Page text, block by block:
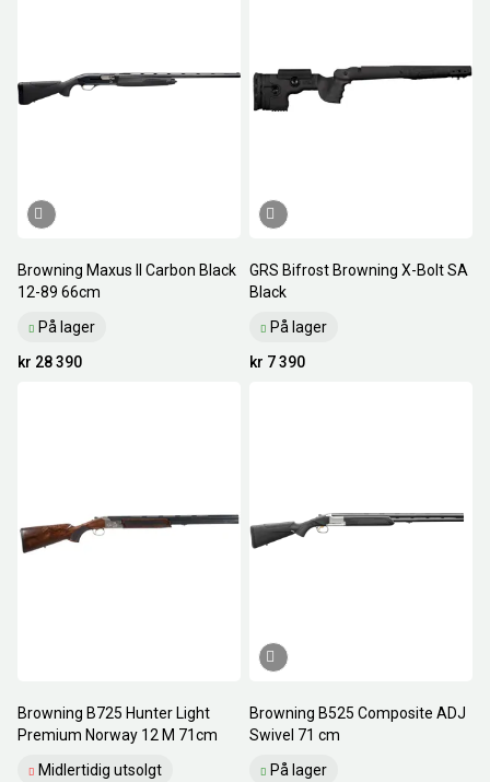
Browning Maxus II Carbon Black
12-89 66cm
På lager
kr 28 390
GRS Bifrost Browning X-Bolt SA
Black
På lager
kr 7 390
Browning B725 Hunter Light
Premium Norway 12 M 71cm
Midlertidig utsolgt
Browning B525 Composite ADJ
Swivel 71 cm
På lager